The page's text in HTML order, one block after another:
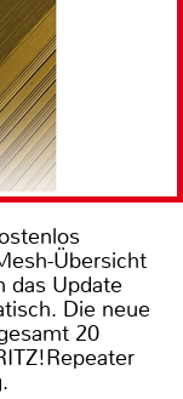
Übersicht
das Update
Die neue
20